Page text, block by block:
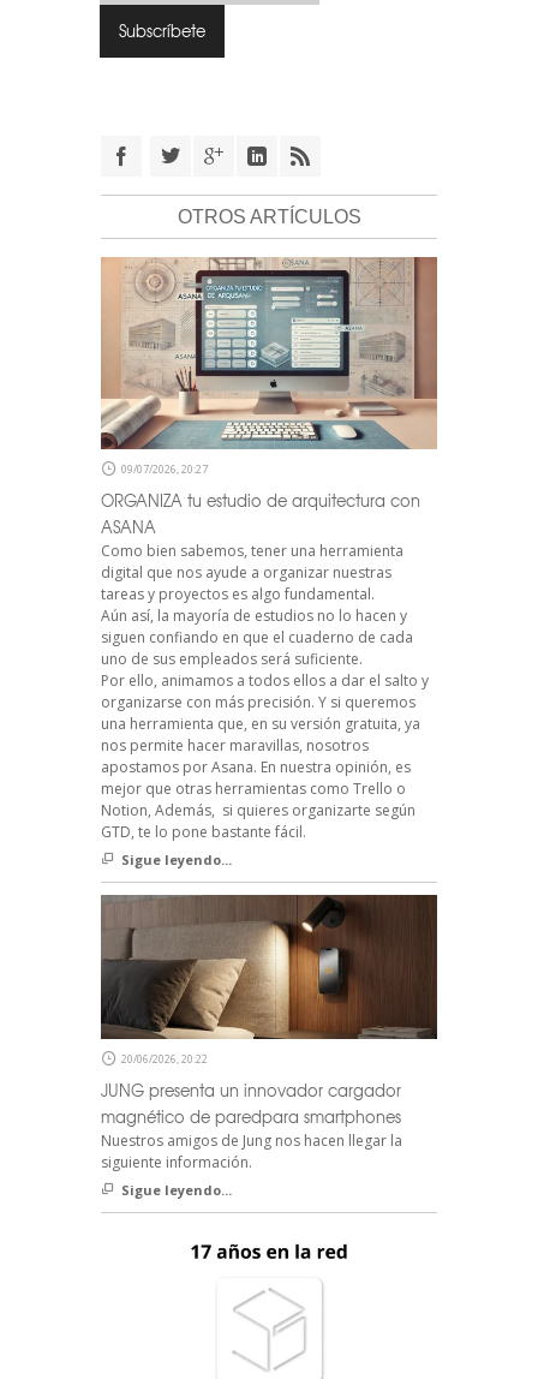
OTROS ARTÍCULOS
09/07/2026, 20:27
ORGANIZA tu estudio de arquitectura con
ASANA
Como bien sabemos, tener una herramienta
digital que nos ayude a organizar nuestras
tareas y proyectos es algo fundamental.
Aún así, la mayoría de estudios no lo hacen y
siguen confiando en que el cuaderno de cada
uno de sus empleados será suficiente.
Por ello, animamos a todos ellos a dar el salto y
organizarse con más precisión. Y si queremos
una herramienta que, en su versión gratuita, ya
nos permite hacer maravillas, nosotros
apostamos por Asana. En nuestra opinión, es
mejor que otras herramientas como Trello o
Notion, Además, si quieres organizarte según
GTD, te lo pone bastante fácil.
Sigue leyendo...
20/06/2026, 20:22
JUNG presenta un innovador cargador
magnético de paredpara smartphones
Nuestros amigos de Jung nos hacen llegar la
siguiente información.
Sigue leyendo...